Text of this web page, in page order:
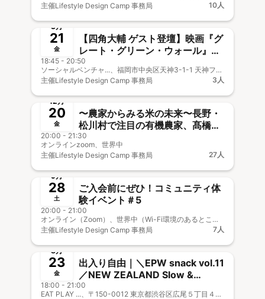
主催Lifestyle Design Camp 事務局 10人
終了
3月
21
金
【四角大輔 ゲスト登壇】映画『グ
レート・グリーン・ウォール』上
映トークイベント
18:45 - 20:50
ソーシャルベンチャ...、福岡市中央区天神3-1-1 天神フタタビル ４階
主催Lifestyle Design Camp 事務局 3人
終了
12月
20
金
〜農家からみる米の未来〜長野・
松川村で注目の有機農家、髙橋夫
妻のリアルトーク
20:00 - 21:30
オンラインzoom、世界中
主催Lifestyle Design Camp 事務局 27人
終了
9月
28
土
ご入会前にぜひ！コミュニティ体
験イベント＃5
20:00 - 21:00
オンライン（Zoom）、世界中（Wi-Fi環境のあるところ）
主催Lifestyle Design Camp 事務局 7人
終了
8月
23
金
出入り自由｜＼EPW snack vol.11
／NEW ZEALAND Slow &
Natural
18:00 - 21:00
EAT PLAY ...、〒150-0012 東京都渋谷区広尾５丁目４−１６